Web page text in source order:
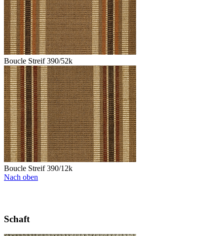
Boucle Streif 390/52k
Boucle Streif 390/12k
Nach oben
Schaft